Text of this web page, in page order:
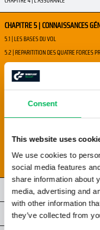
Consent
This website uses
We use cookies to
social media features
share information about
media, advertising and
with other information
they’ve collected from
CHAPITRE 5 | CONNAISSANCES
5.1 | LES BASES DU VOL
5.2 | REPARITITION DES QUATRE FORCES
5.3 | SURFACES DE CONTROLE
5.4 | EFFETS AERODYNAMIQUES
5.5 | CONTRÔLE
5.6 | LES PRINCIPAUX COMPOSANTS
5.7 | LIMITES
5.10 | MAINTENANCE
CHAPITRE 6 | PERFORMANCE HUMAINE
CHAPITRE 7 | ESPACE AÉRIEN